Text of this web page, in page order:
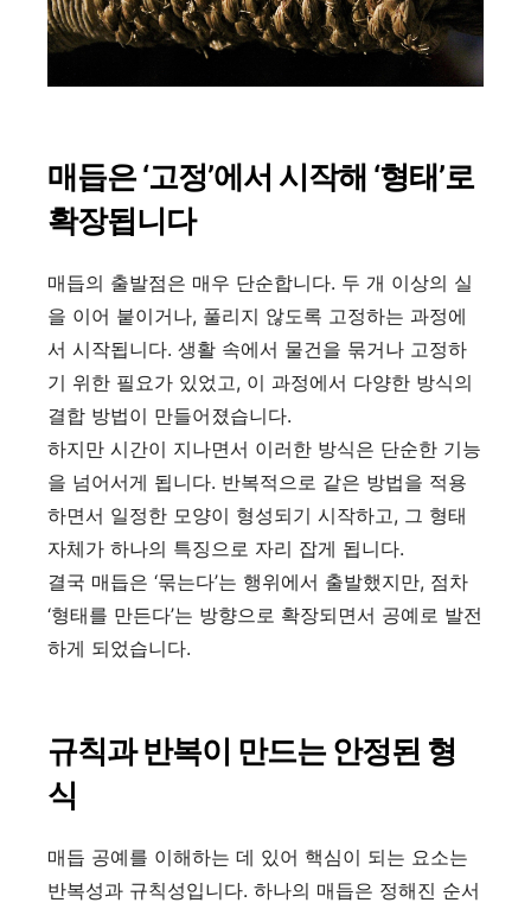
매듭은 ‘고정’에서 시작해 ‘형태’로
확장됩니다
매듭의 출발점은 매우 단순합니다. 두 개 이상의 실
을 이어 붙이거나, 풀리지 않도록 고정하는 과정에
서 시작됩니다. 생활 속에서 물건을 묶거나 고정하
기 위한 필요가 있었고, 이 과정에서 다양한 방식의
결합 방법이 만들어졌습니다.
하지만 시간이 지나면서 이러한 방식은 단순한 기능
을 넘어서게 됩니다. 반복적으로 같은 방법을 적용
하면서 일정한 모양이 형성되기 시작하고, 그 형태
자체가 하나의 특징으로 자리 잡게 됩니다.
결국 매듭은 ‘묶는다’는 행위에서 출발했지만, 점차
‘형태를 만든다’는 방향으로 확장되면서 공예로 발전
하게 되었습니다.
규칙과 반복이 만드는 안정된 형
식
매듭 공예를 이해하는 데 있어 핵심이 되는 요소는
반복성과 규칙성입니다. 하나의 매듭은 정해진 순서